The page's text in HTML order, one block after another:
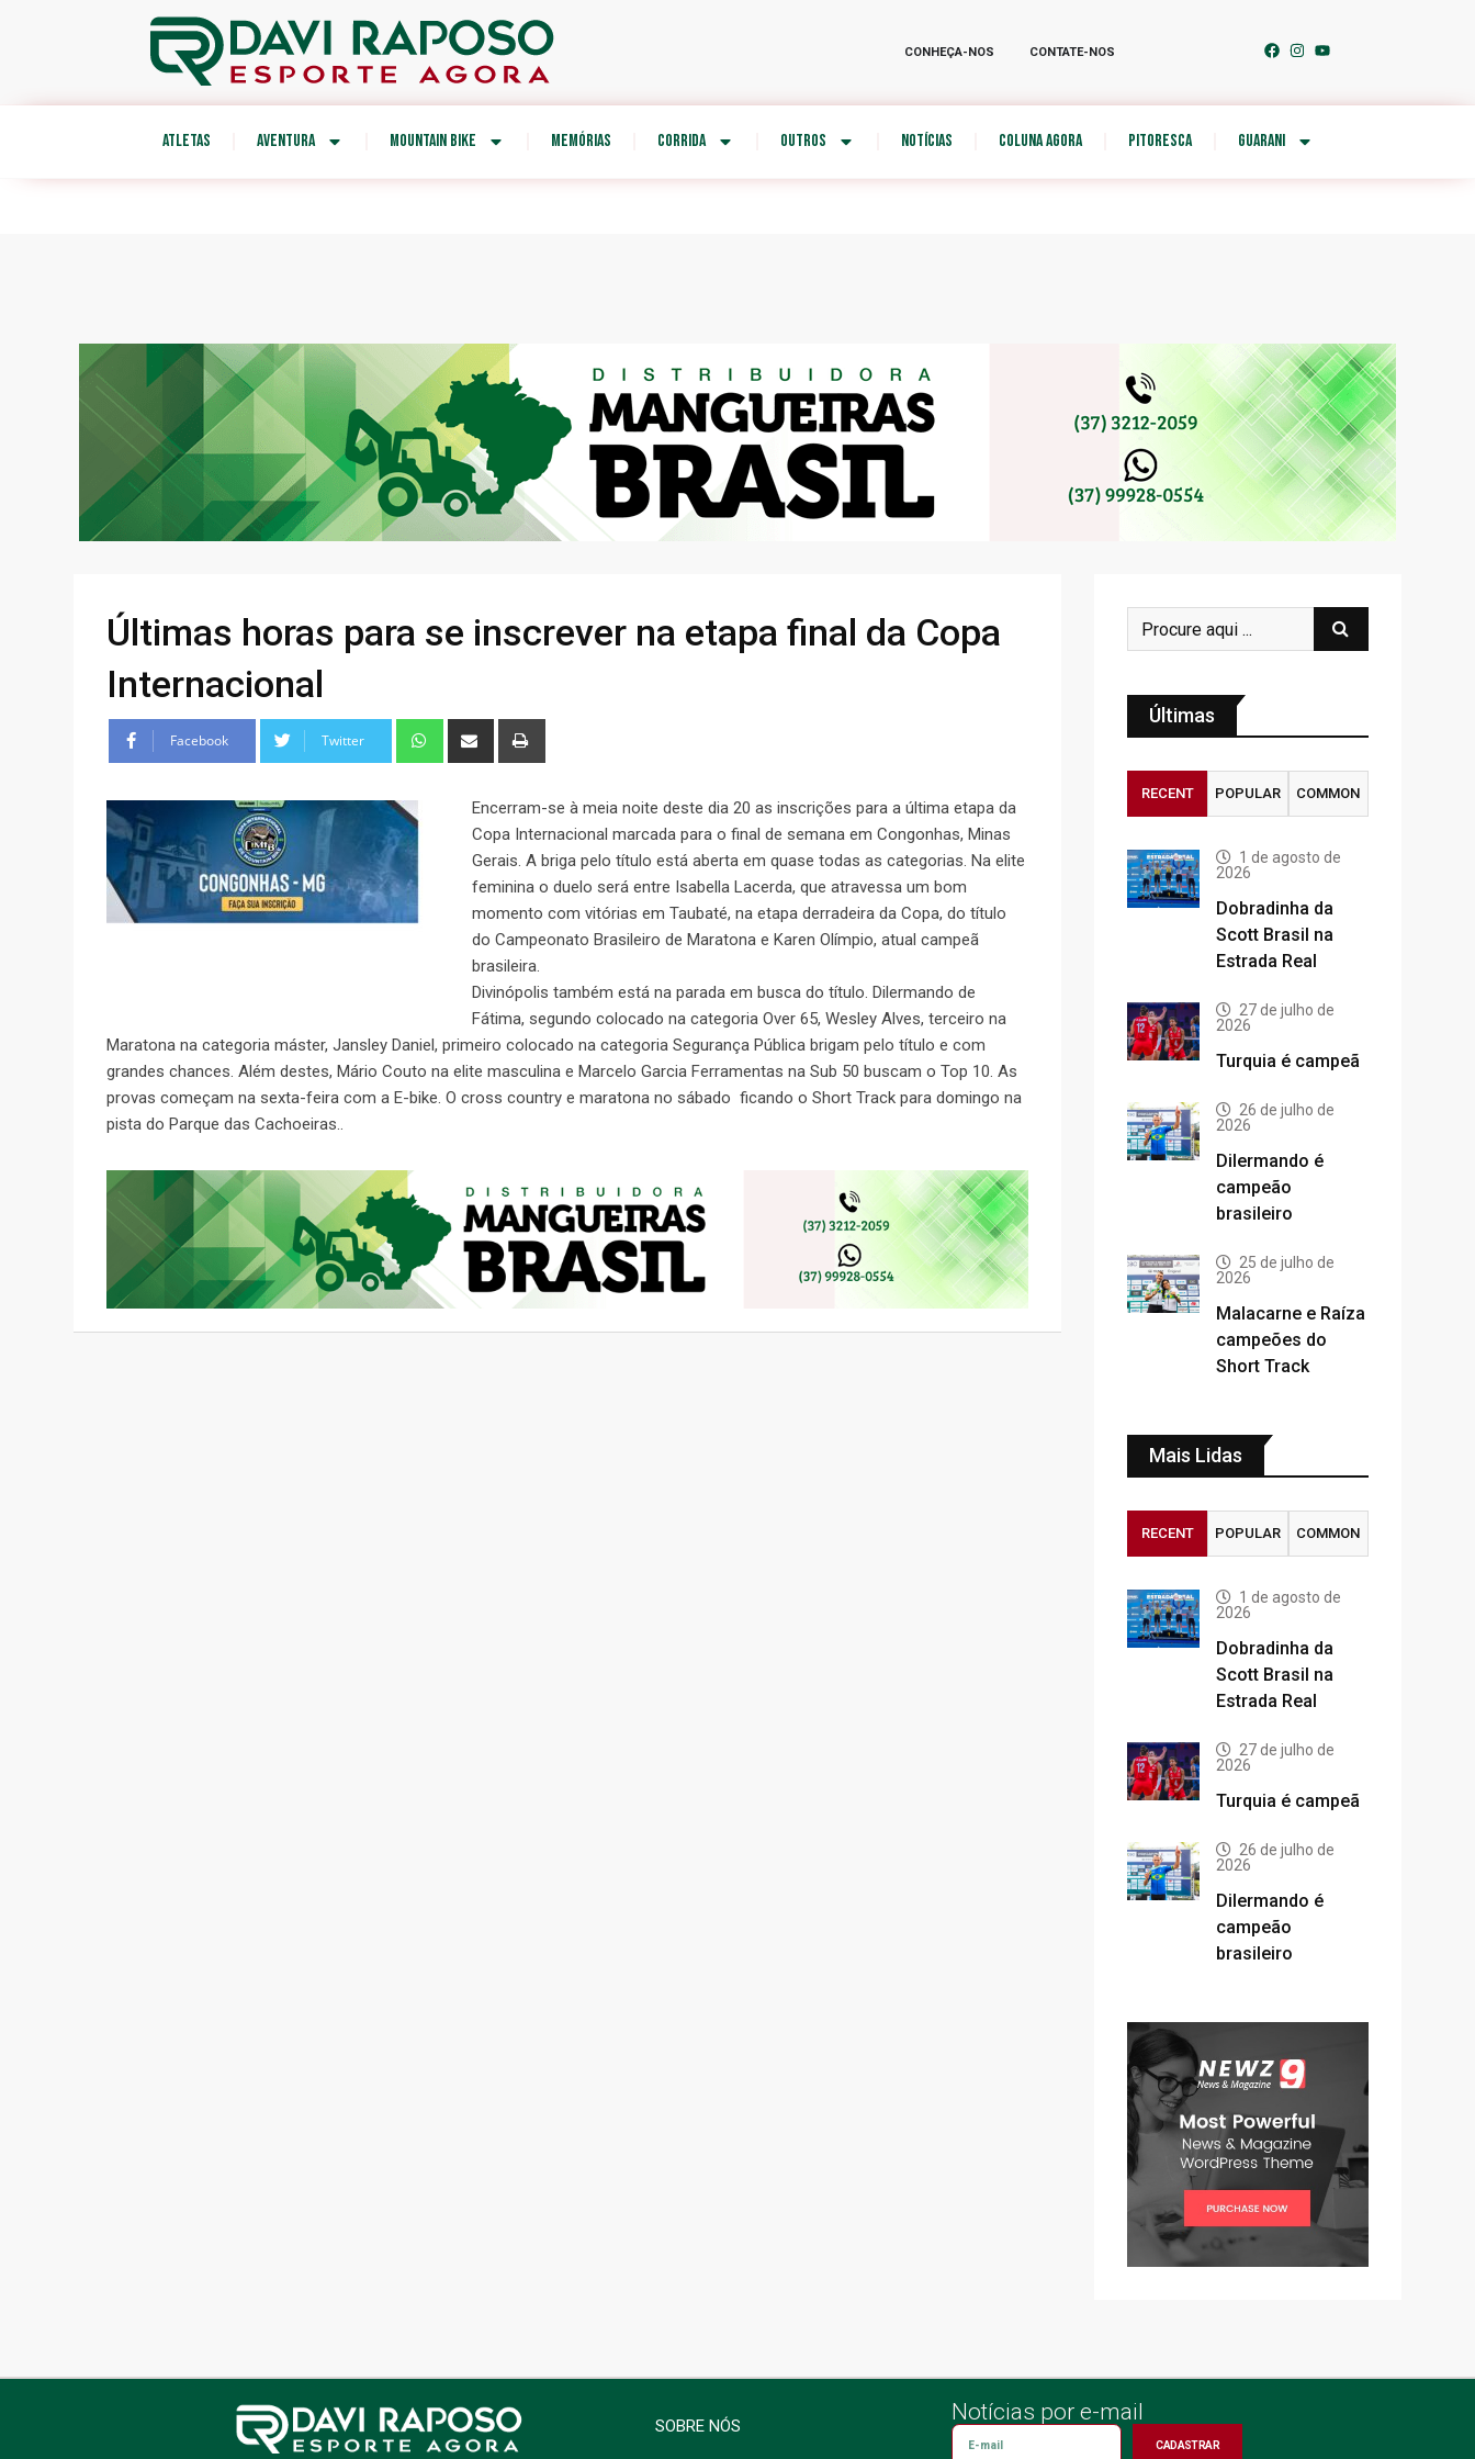
CONHEÇA-NOS CONTATE-NOS
ATLETAS AVENTURA MOUNTAIN BIKE MEMÓRIAS CORRIDA OUTROS NOTÍCIAS COLUNA AGORA PITORESCA GUARANI
Últimas horas para se inscrever na etapa final da Copa
Internacional
Facebook Twitter
Encerram-se à meia noite deste dia 20 as inscrições para a última etapa da
Copa Internacional marcada para o final de semana em Congonhas, Minas
Gerais. A briga pelo título está aberta em quase todas as categorias. Na elite
feminina o duelo será entre Isabella Lacerda, que atravessa um bom
momento com vitórias em Taubaté, na etapa derradeira da Copa, do título
do Campeonato Brasileiro de Maratona e Karen Olímpio, atual campeã
brasileira.
Divinópolis também está na parada em busca do título. Dilermando de
Fátima, segundo colocado na categoria Over 65, Wesley Alves, terceiro na
Maratona na categoria máster, Jansley Daniel, primeiro colocado na categoria Segurança Pública brigam pelo título e com
grandes chances. Além destes, Mário Couto na elite masculina e Marcelo Garcia Ferramentas na Sub 50 buscam o Top 10. As
provas começam na sexta-feira com a E-bike. O cross country e maratona no sábado ficando o Short Track para domingo na
pista do Parque das Cachoeiras..
Últimas
RECENT POPULAR COMMON
1 de agosto de
2026
Dobradinha da
Scott Brasil na
Estrada Real
27 de julho de
2026
Turquia é campeã
26 de julho de
2026
Dilermando é
campeão
brasileiro
25 de julho de
2026
Malacarne e Raíza
campeões do
Short Track
Mais Lidas
RECENT POPULAR COMMON
1 de agosto de
2026
Dobradinha da
Scott Brasil na
Estrada Real
27 de julho de
2026
Turquia é campeã
26 de julho de
2026
Dilermando é
campeão
brasileiro
SOBRE NÓS
Notícias por e-mail
CADASTRAR